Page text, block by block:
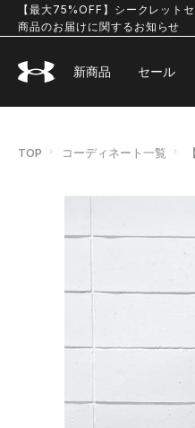
【最大75%OFF】シークレット
商品のお届けに関するお知らせ
新商品 セール
TOP コーディネート一覧